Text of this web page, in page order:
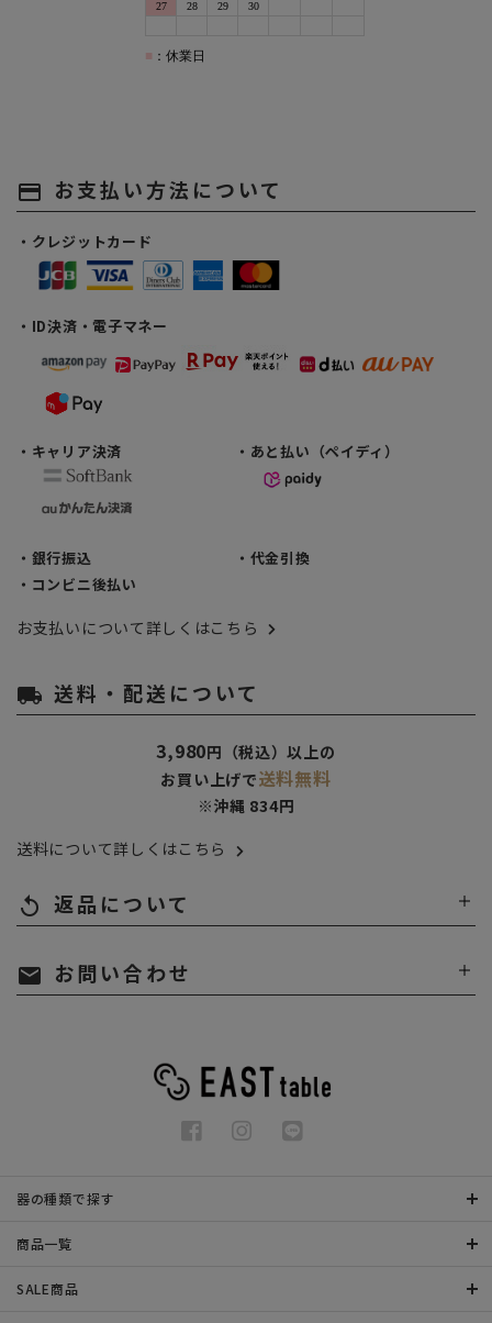
payment お支払い方法について
・クレジットカード
・ID決済・電子マネー
・キャリア決済 ・あと払い（ペイディ）
・銀行振込
・代金引換
・コンビニ後払い
お支払いについて詳しくはこちら
local_shipping 送料・配送について
3,980円（税込）以上の
お買い上げで送料無料
※沖縄 834円
送料について詳しくはこちら
replay 返品について
mail お問い合わせ
器の種類で探す
商品一覧
SALE商品